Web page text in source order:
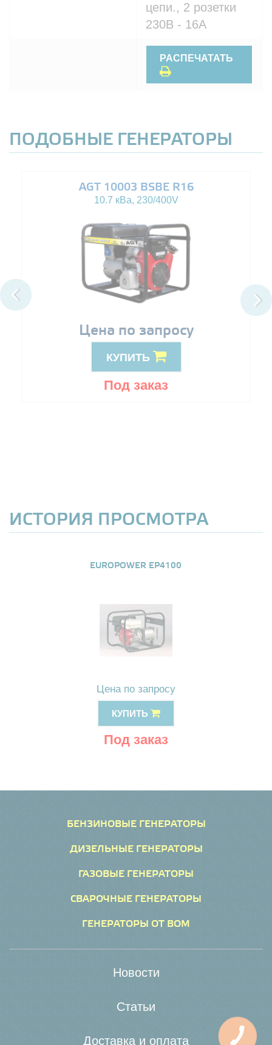
цепи., 2 розетки
230В - 16A
РАСПЕЧАТАТЬ
ПОДОБНЫЕ ГЕНЕРАТОРЫ
AGT 10003 BSBE R16
10.7 кВа, 230/400V
Цена по запросу
КУПИТЬ
Под заказ
ИСТОРИЯ ПРОСМОТРА
EUROPOWER EP4100
Цена по запросу
КУПИТЬ
Под заказ
БЕНЗИНОВЫЕ ГЕНЕРАТОРЫ
ДИЗЕЛЬНЫЕ ГЕНЕРАТОРЫ
ГАЗОВЫЕ ГЕНЕРАТОРЫ
СВАРОЧНЫЕ ГЕНЕРАТОРЫ
ГЕНЕРАТОРЫ ОТ ВОМ
Новости
Статьи
Доставка и оплата